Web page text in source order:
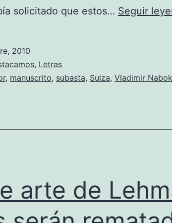
solicitado que estos… Seguir
2010
, Letras
, manuscrito, subasta, Suiza, Vladimir
arte de